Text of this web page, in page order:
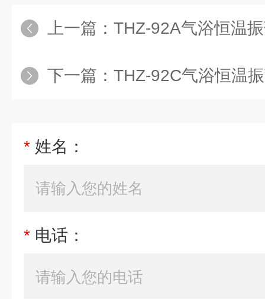
上一篇： THZ-92A气浴恒温
下一篇： THZ-92C气浴恒温
* 姓名：
* 电话：